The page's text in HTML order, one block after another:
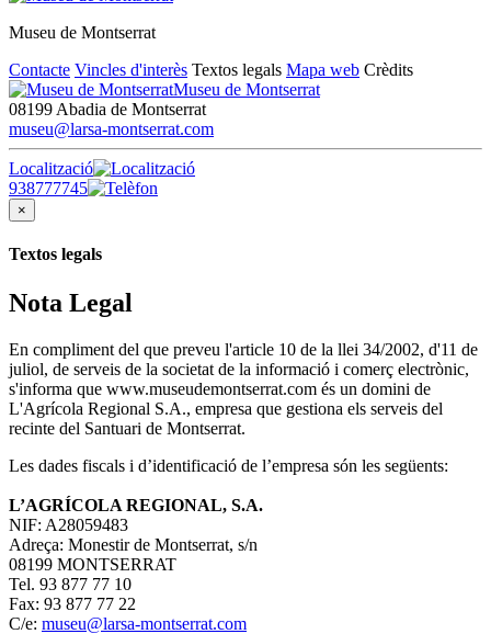
Museu de Montserrat
Contacte Vincles d'interès Textos legals Mapa web Crèdits
Museu de Montserrat
08199 Abadia de Montserrat
museu@larsa-montserrat.com
Localització
938777745
×
Textos legals
Nota Legal
En compliment del que preveu l'article 10 de la llei 34/2002, d'11 de
juliol, de serveis de la societat de la informació i comerç electrònic,
s'informa que www.museudemontserrat.com és un domini de
L'Agrícola Regional S.A., empresa que gestiona els serveis del
recinte del Santuari de Montserrat.
Les dades fiscals i d’identificació de l’empresa són les següents:
L’AGRÍCOLA REGIONAL, S.A.
NIF: A28059483
Adreça: Monestir de Montserrat, s/n
08199 MONTSERRAT
Tel. 93 877 77 10
Fax: 93 877 77 22
C/e: museu@larsa-montserrat.com